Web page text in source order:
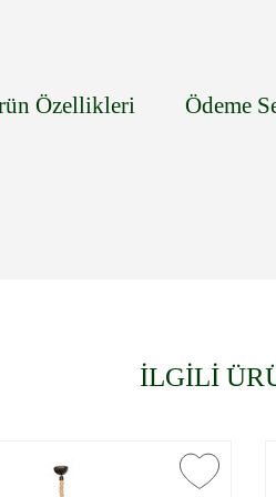
Özellikleri Ödeme
İLGİLİ